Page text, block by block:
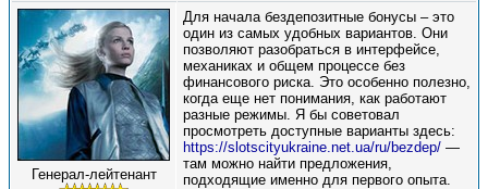
Генерал-лейтенант
Для начала бездепозитные бонусы – это
один из самых удобных вариантов. Они
позволяют разобраться в интерфейсе,
механиках и общем процессе без
финансового риска. Это особенно полезно,
когда еще нет понимания, как работают
разные режимы. Я бы советовал
просмотреть доступные варианты здесь:
https://slotscityukraine.net.ua/ru/bezdep/ —
там можно найти предложения,
подходящие именно для первого опыта.